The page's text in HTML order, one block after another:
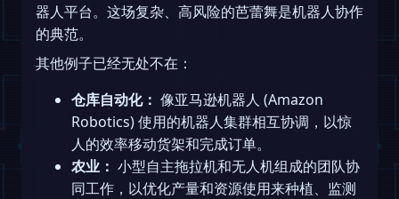
器人平台。这场复杂、高风险的芭蕾舞是机器人协作
的典范。
其他例子已经无处不在：
仓库自动化： 像亚马逊机器人 (Amazon
Robotics) 使用的机器人集群相互协调，以惊
人的效率移动货架和完成订单。
农业： 小型自主拖拉机和无人机组成的团队协
同工作，以优化产量和资源使用来种植、监测